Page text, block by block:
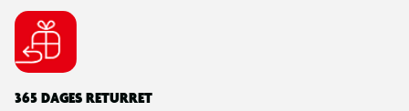
365 DAGES RETURRET